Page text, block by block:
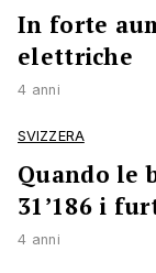
In forte
elettriche
4 anni
SVIZZERA
Quando le
31’186 i
4 anni